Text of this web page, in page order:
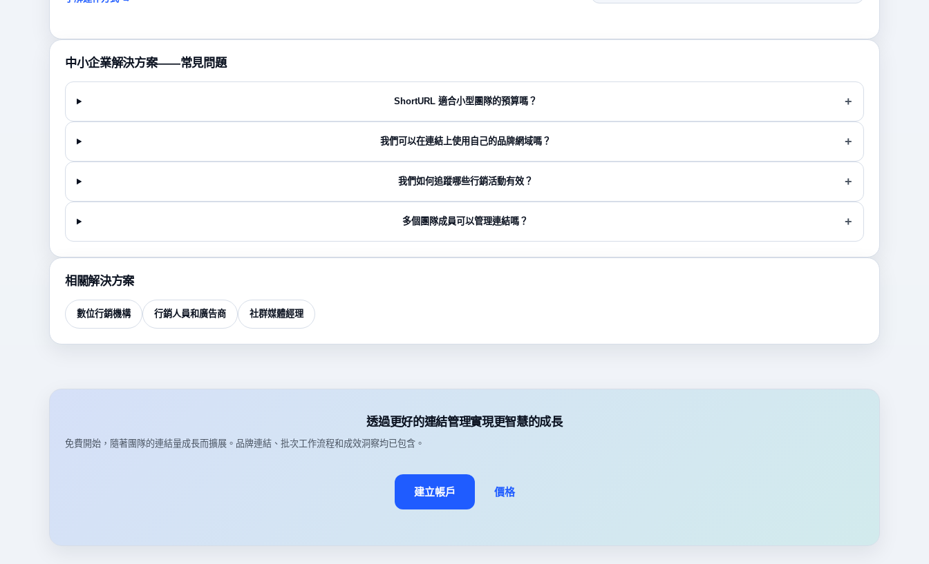
中小企業解決方案——常見問題
ShortURL 適合小型團隊的預算嗎？
我們可以在連結上使用自己的品牌網域嗎？
我們如何追蹤哪些行銷活動有效？
多個團隊成員可以管理連結嗎？
相關解決方案
數位行銷機構 行銷人員和廣告商 社群媒體經理
透過更好的連結管理實現更智慧的成長
免費開始，隨著團隊的連結量成長而擴展。品牌連結、批次工作流程和成效洞察均已包含。
建立帳戶 價格